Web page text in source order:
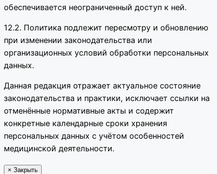
обеспечивается неограниченный доступ к ней.
12.2. Политика подлежит пересмотру и обновлению
при изменении законодательства или
организационных условий обработки персональных
данных.
Данная редакция отражает актуальное состояние
законодательства и практики, исключает ссылки на
отменённые нормативные акты и содержит
конкретные календарные сроки хранения
персональных данных с учётом особенностей
медицинской деятельности.
× Закрыть